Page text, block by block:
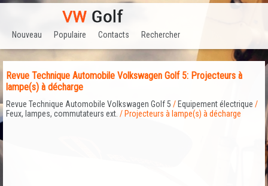
Nouveau Populaire Contacts Rechercher
Revue Technique Automobile Volkswagen Golf 5: Projecteurs à
lampe(s) à décharge
Revue Technique Automobile Volkswagen Golf 5 / Equipement électrique /
Feux, lampes, commutateurs ext. / Projecteurs à lampe(s) à décharge